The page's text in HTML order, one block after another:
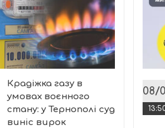
Крадіжка газу в
умовах воєнного
стану: у Тернополі суд
виніс вирок
08/